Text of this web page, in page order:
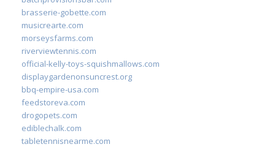
brasserie-gobette.com
musicrearte.com
morseysfarms.com
riverviewtennis.com
official-kelly-toys-squishmallows.com
displaygardenonsuncrest.org
bbq-empire-usa.com
feedstoreva.com
drogopets.com
ediblechalk.com
tabletennisnearme.com